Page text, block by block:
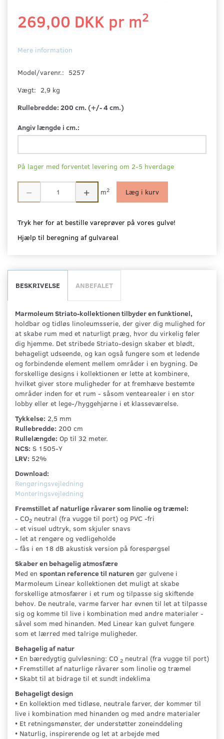
269,00 DKK pr m2
Mere information
Model/varenr.: 5257
Vægt: 2,9 kg
Rullebredde: 200 cm. (+/- 4 cm.)
Angiv længde i cm.:
På lager med forventet levering om 2-5 hverdage
m2 Læg i kurv
Tryk her for at bestille vareprøver på vores gulve!
Hjælp til beregning af gulvareal
BESKRIVELSE ANBEFALET
Marmoleum Striato-kollektionen tilbyder en funktionel,
holdbar og tidløs linoleumsserie, der giver dig mulighed for
at skabe rum med et naturligt præg, hvor du virkelig føler
dig hjemme. Det stribede Striato-design skaber et blødt,
behageligt udseende, og kan også fungere som et ledende
og forbindende element mellem områder i en bygning. De
forskellige designs i kollektionen er lette at kombinere,
hvilket giver store muligheder for at fremhæve bestemte
områder inden for et rum - såsom ventearealer i en stor
lobby eller et lege-/hyggehjørne i et klasseværelse.
Tykkelse: 2,5 mm
Rullebredde: 200 cm
Rullelængde: Op til 32 meter.
NCS: S 1505-Y
LRV: 52%
Download:
Rengøringsvejledning
Monteringsvejledning
Fremstillet af naturlige råvarer som linolie og træmel:
- CO2 neutral (fra vugge til port) og PVC -fri
- et visuel udtryk, som skjuler snavs
- let at rengøre og vedligeholde
- fås i en 18 dB akustisk version på forespørgsel
Skaber en behagelig atmosfære
Med en spontan reference til naturen gør gulvene i
Marmoleum Linear kollektionen det muligt at skabe
forskellige atmosfærer i et rum og tilpasse sig skiftende
behov. De neutrale, varme farver har evnen til let at tilpasse
sig og komme til live i kombination med andre materialer -
såvel som med hinanden. Med Linear kan gulvet fungere
som et lærred med talrige muligheder.
Behagelig af natur
• En bæredygtig gulvløsning: CO 2 neutral (fra vugge til port)
• Fremstillet af naturlige råvarer som linolie og træmel
• Skabt til at bidrage til et sundt indeklima
Behageligt design
• En kollektion med tidløse, neutrale farver, der kommer til
live i kombination med hinanden og med andre materialer
• Et retningsmønster, der understøtter zoneinddeling
• Naturlig, inspirerende og let at arbejde med